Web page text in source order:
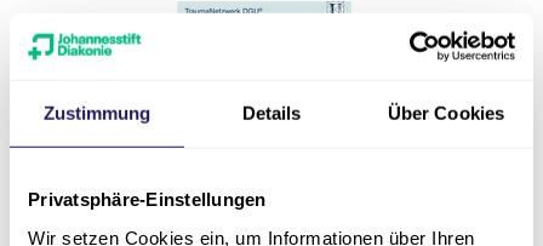
Zustimmung Details Über Cookies
Privatsphäre-Einstellungen
Wir setzen Cookies ein, um Informationen über Ihren